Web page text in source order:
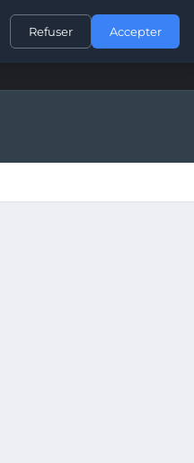
CONTACT
Refuser Accepter